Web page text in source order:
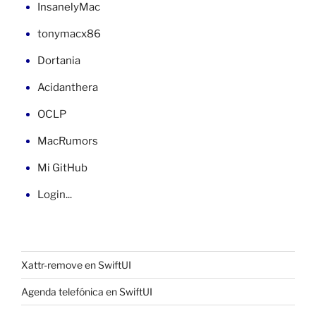
InsanelyMac
tonymacx86
Dortania
Acidanthera
OCLP
MacRumors
Mi GitHub
Login...
Xattr-remove en SwiftUI
Agenda telefónica en SwiftUI